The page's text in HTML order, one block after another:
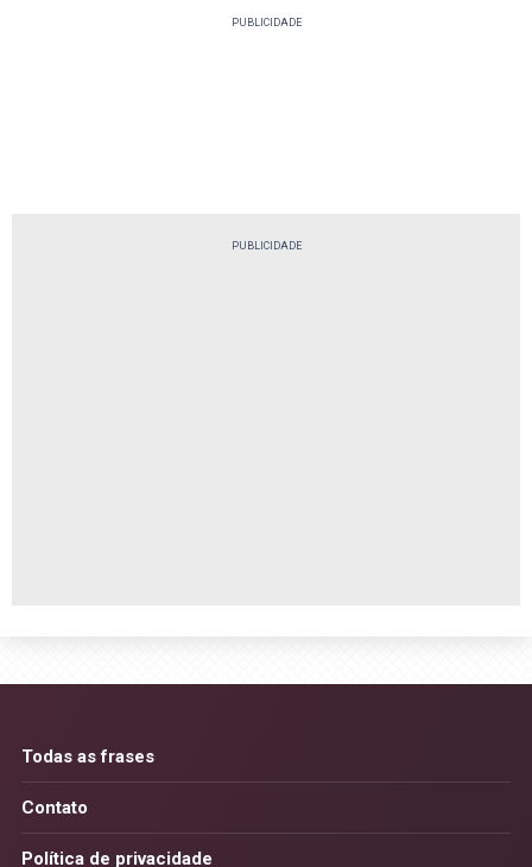
PUBLICIDADE
PUBLICIDADE
Todas as frases
Contato
Política de privacidade